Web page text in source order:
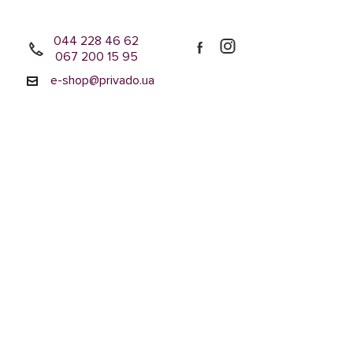
044 228 46 62
067 200 15 95
e-shop@privado.ua